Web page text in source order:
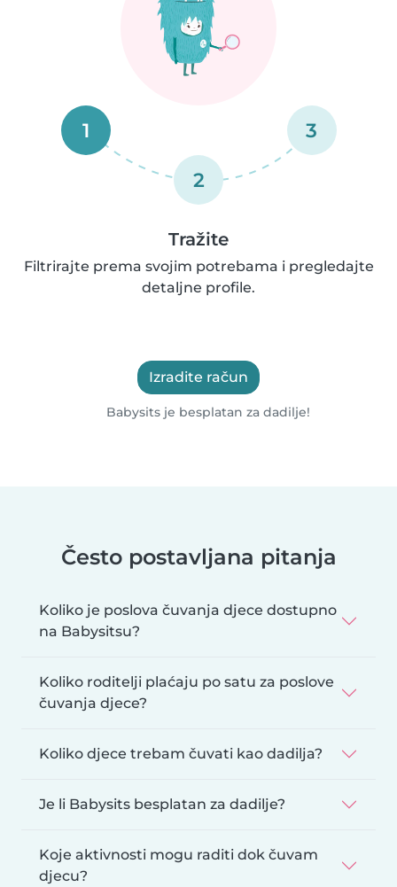
1
2
3
Tražite
Filtrirajte prema svojim potrebama i pregledajte
detaljne profile.
Izradite račun
Babysits je besplatan za dadilje!
Često postavljana pitanja
Koliko je poslova čuvanja djece dostupno
na Babysitsu?
Koliko roditelji plaćaju po satu za poslove
čuvanja djece?
Koliko djece trebam čuvati kao dadilja?
Je li Babysits besplatan za dadilje?
Koje aktivnosti mogu raditi dok čuvam
djecu?